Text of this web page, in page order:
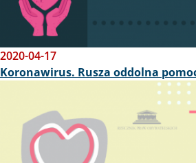
2020-04-17
Koronawirus. Rusza oddolna